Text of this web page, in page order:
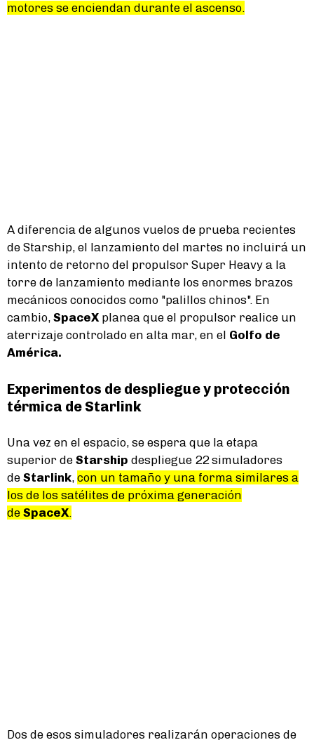
motores se enciendan durante el ascenso.
A diferencia de algunos vuelos de prueba recientes
de Starship, el lanzamiento del martes no incluirá un
intento de retorno del propulsor Super Heavy a la
torre de lanzamiento mediante los enormes brazos
mecánicos conocidos como "palillos chinos". En
cambio, SpaceX planea que el propulsor realice un
aterrizaje controlado en alta mar, en el Golfo de
América.
Experimentos de despliegue y protección
térmica de Starlink
Una vez en el espacio, se espera que la etapa
superior de Starship despliegue 22 simuladores
de Starlink, con un tamaño y una forma similares a
los de los satélites de próxima generación
de SpaceX.
Dos de esos simuladores realizarán operaciones de